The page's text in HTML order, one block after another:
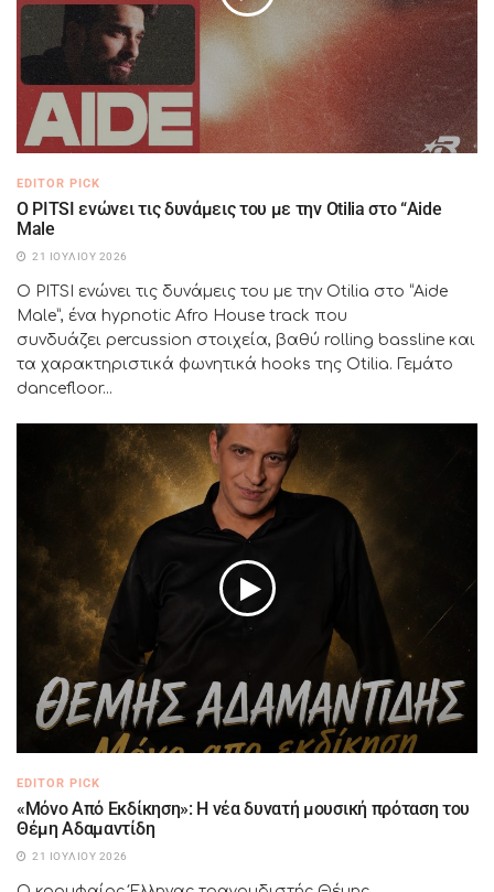
EDITOR PICK
Ο PITSI ενώνει τις δυνάμεις του με την Otilia στο “Aide
Male
21 ΙΟΥΛΊΟΥ 2026
Ο PITSI ενώνει τις δυνάμεις του με την Otilia στο “Aide
Male”, ένα hypnotic Afro House track που
συνδυάζει percussion στοιχεία, βαθύ rolling bassline και
τα χαρακτηριστικά φωνητικά hooks της Otilia. Γεμάτο
dancefloor...
EDITOR PICK
«Μόνο Από Εκδίκηση»: Η νέα δυνατή μουσική πρόταση του
Θέμη Αδαμαντίδη
21 ΙΟΥΛΊΟΥ 2026